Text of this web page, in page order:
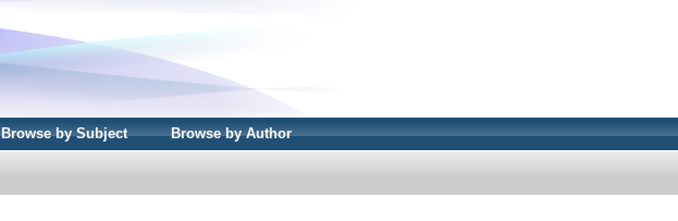
Browse by Subject Browse by Author